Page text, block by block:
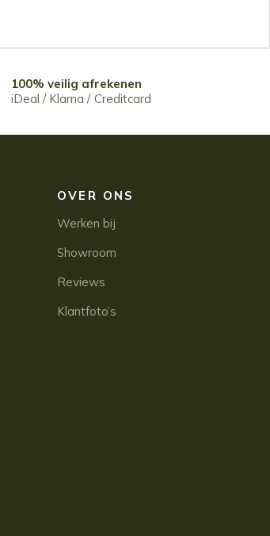
100% veilig afrekenen
iDeal / Klarna / Creditcard
OVER ONS
Werken bij
Showroom
Reviews
Klantfoto’s